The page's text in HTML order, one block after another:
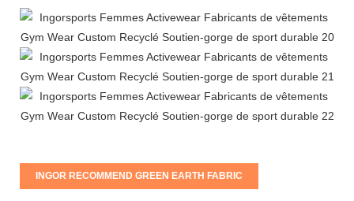
INGOR RECOMMEND GREEN EARTH FABRIC